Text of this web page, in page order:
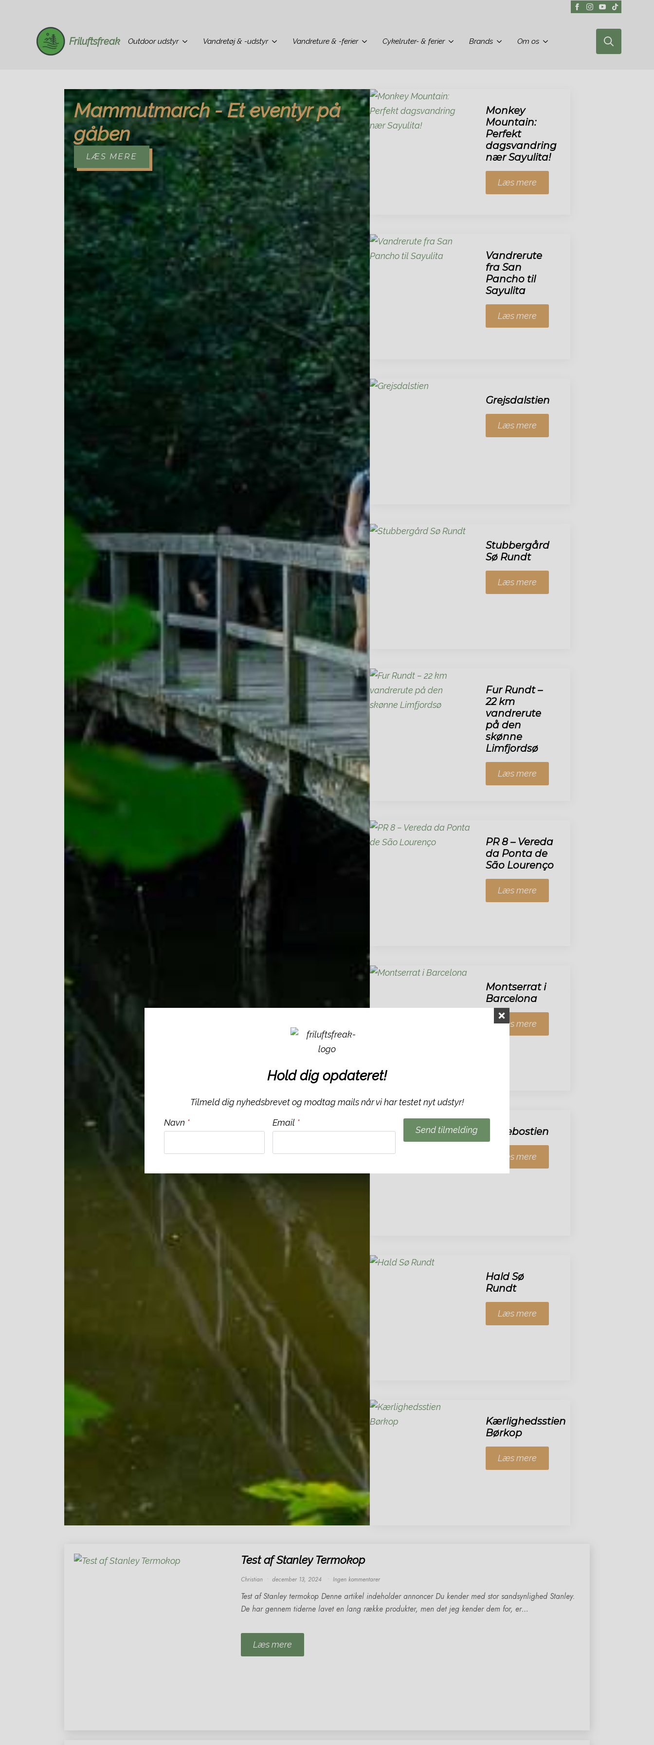
Friluftsfreak Outdoor udstyr Vandretøj & -udstyr Vandreture & -ferier Cykelruter- & ferier Brands Om os
Mammutmarch - Et eventyr på
gåben
LÆS MERE
Monkey
Mountain:
Perfekt
dagsvandring
nær Sayulita!
Læs mere
Vandrerute
fra San
Pancho til
Sayulita
Læs mere
Grejsdalstien
Læs mere
Stubbergård
Sø Rundt
Læs mere
Fur Rundt –
22 km
vandrerute
på den
skønne
Limfjordsø
Læs mere
PR 8 – Vereda
da Ponta de
São Lourenço
Læs mere
Montserrat i
Barcelona
Læs mere
Hedebostien
Læs mere
Hald Sø
Rundt
Læs mere
Kærlighedsstien
Børkop
Læs mere
Test af Stanley Termokop
Christian december 13, 2024 Ingen kommentarer
Test af Stanley termokop Denne artikel indeholder annoncer Du kender med stor sandsynlighed Stanley.
De har gennem tiderne lavet en lang række produkter, men det jeg kender dem for, er…
Læs mere
Hold dig opdateret!
Tilmeld dig nyhedsbrevet og modtag mails når vi har testet nyt udstyr!
Navn * Email *
Send tilmelding